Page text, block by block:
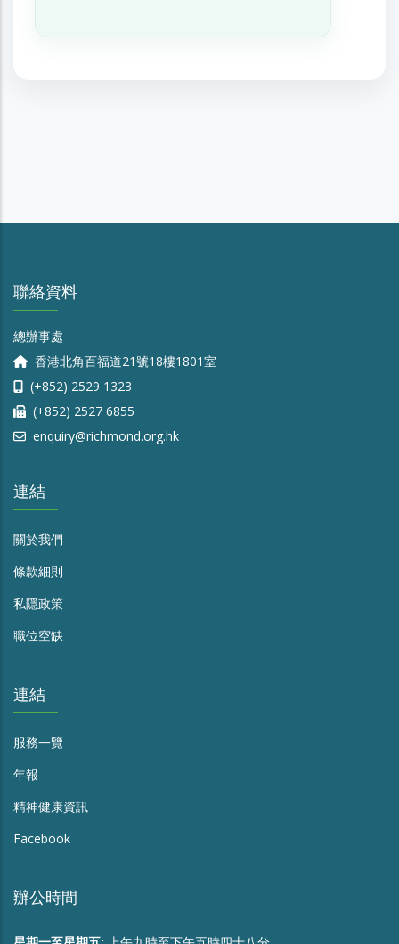
聯絡資料
總辦事處
香港北角百福道21號18樓1801室
(+852) 2529 1323
(+852) 2527 6855
enquiry@richmond.org.hk
連結
關於我們
條款細則
私隱政策
職位空缺
連結
服務一覽
年報
精神健康資訊
Facebook
辦公時間